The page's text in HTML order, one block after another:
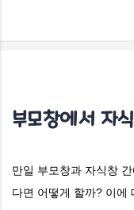
부모창에서 자
만일 부모창과 자식창
다면 어떻게 할까? 이에